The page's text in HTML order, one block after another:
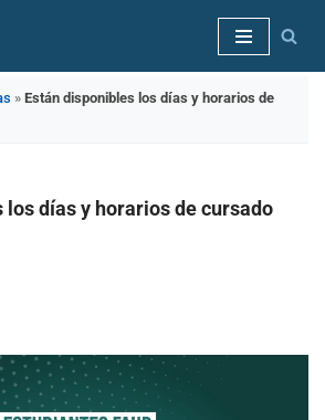
» Están disponibles los días y horarios de
los días y horarios de cursado